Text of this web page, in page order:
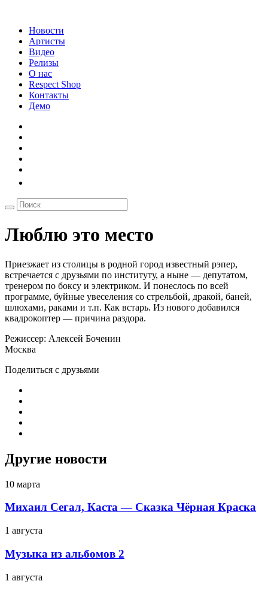
Новости
Артисты
Видео
Релизы
О нас
Respect Shop
Контакты
Демо
Люблю это место
Приезжает из столицы в родной город известный рэпер,
встречается с друзьями по институту, а ныне — депутатом,
тренером по боксу и электриком. И понеслось по всей
программе, буйные увеселения со стрельбой, дракой, баней,
шлюхами, раками и т.п. Как встарь. Из нового добавился
квадрокоптер — причина раздора.
Режиссер: Алексей Боченин
Москва
Поделиться с друзьями
Другие новости
10 марта
Михаил Сегал, Каста — Сказка Чёрная Краска
1 августа
Музыка из альбомов 2
1 августа